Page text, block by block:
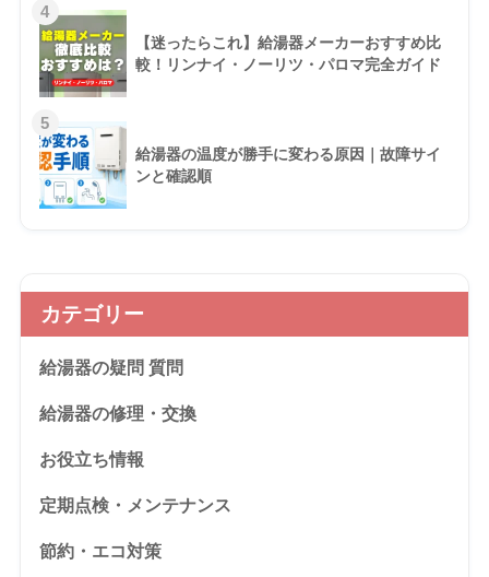
4
【迷ったらこれ】給湯器メーカーおすすめ比
較！リンナイ・ノーリツ・パロマ完全ガイド
5
給湯器の温度が勝手に変わる原因｜故障サイ
ンと確認順
カテゴリー
給湯器の疑問 質問
給湯器の修理・交換
お役立ち情報
定期点検・メンテナンス
節約・エコ対策